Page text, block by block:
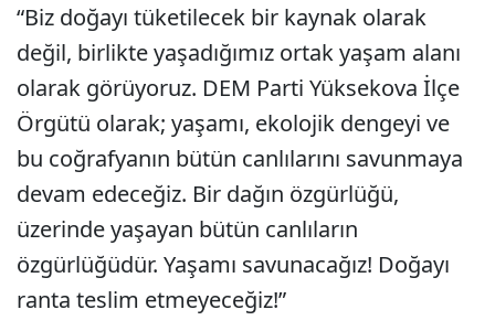
“Biz doğayı tüketilecek bir kaynak olarak
değil, birlikte yaşadığımız ortak yaşam alanı
olarak görüyoruz. DEM Parti Yüksekova İlçe
Örgütü olarak; yaşamı, ekolojik dengeyi ve
bu coğrafyanın bütün canlılarını savunmaya
devam edeceğiz. Bir dağın özgürlüğü,
üzerinde yaşayan bütün canlıların
özgürlüğüdür. Yaşamı savunacağız! Doğayı
ranta teslim etmeyeceğiz!”